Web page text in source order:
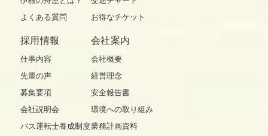
よくある質問
お得なチケット
採用情報
仕事内容
先輩の声
募集要項
会社説明会
バス運転士養成制度
会社案内
会社概要
経営理念
安全報告書
環境への取り組み
業務計画資料